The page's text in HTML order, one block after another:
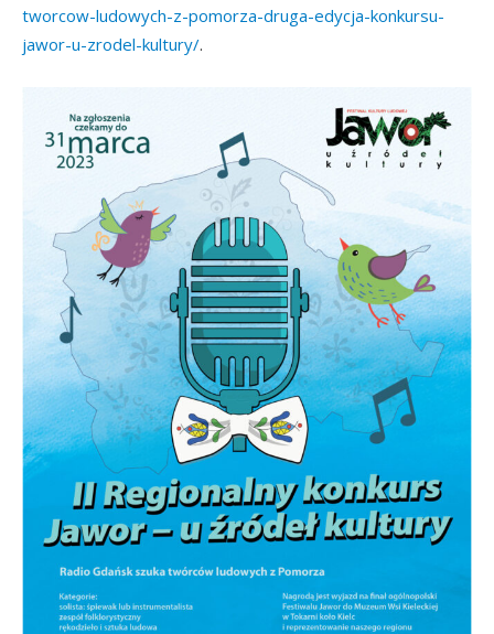
tworcow-ludowych-z-pomorza-druga-edycja-konkursu-
jawor-u-zrodel-kultury/.